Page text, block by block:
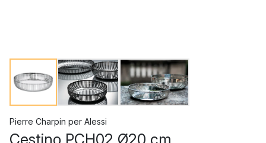
Pierre Charpin per Alessi
Cestino PCH02 Ø20 cm